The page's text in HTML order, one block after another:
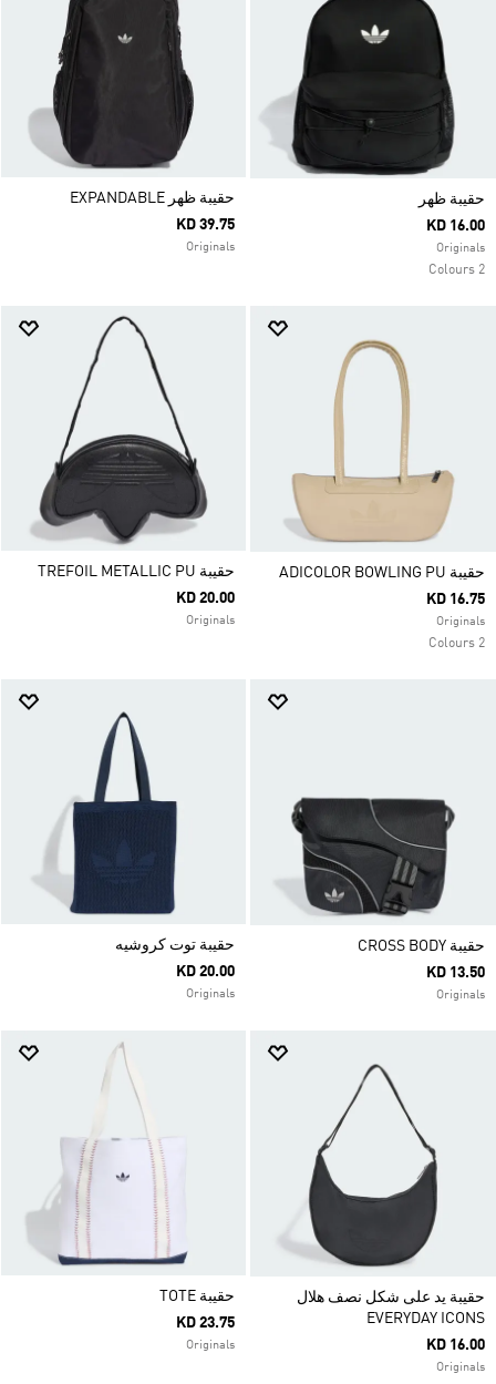
حقيبة ظهر
KD 16.00
Originals
2 Colours
حقيبة ظهر EXPANDABLE
KD 39.75
Originals
حقيبة ADICOLOR BOWLING PU
KD 16.75
Originals
2 Colours
حقيبة TREFOIL METALLIC PU
KD 20.00
Originals
حقيبة CROSS BODY
KD 13.50
Originals
حقيبة توت كروشيه
KD 20.00
Originals
حقيبة يد على شكل نصف هلال
EVERYDAY ICONS
KD 16.00
Originals
حقيبة TOTE
KD 23.75
Originals